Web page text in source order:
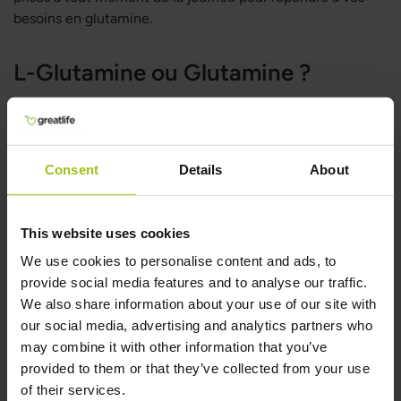
Consent Details About
This website uses cookies
We use cookies to personalise content and ads, to
provide social media features and to analyse our traffic.
We also share information about your use of our site with
our social media, advertising and analytics partners who
may combine it with other information that you’ve
provided to them or that they’ve collected from your use
of their services.
besoins en glutamine.
L-Glutamine ou Glutamine ?
Le "L" dans L-glutamine signifie "lévogyre", indiquant qu'il
s'agit de la forme naturelle utilisée par le corps. Dans les
suppléments et produits de santé, le terme "glutamine"
fait généralement référence à la L-glutamine, car c'est la
forme biologiquement active dont le corps a besoin. Ainsi,
termes sont souvent utilisés de manière interchangeable,
mais le terme correct pour cet acide aminé est L-
glutamine.
Achetez des suppléments de
glutamine bon marché en ligne
chez Greatlife